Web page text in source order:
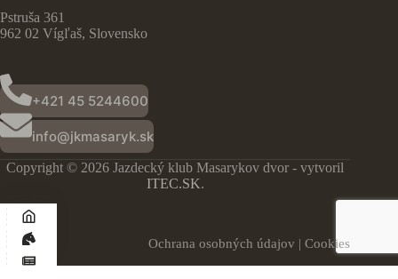
Pstruša 361
962 02 Vígľaš, Slovensko
+421 45 5244600
info@jkmasaryk.sk
Copyright © 2026 Jazdecký klub Masarykov dvor - vytvoril
ITEC.SK.
Ochrana osobných údajov |Cookies